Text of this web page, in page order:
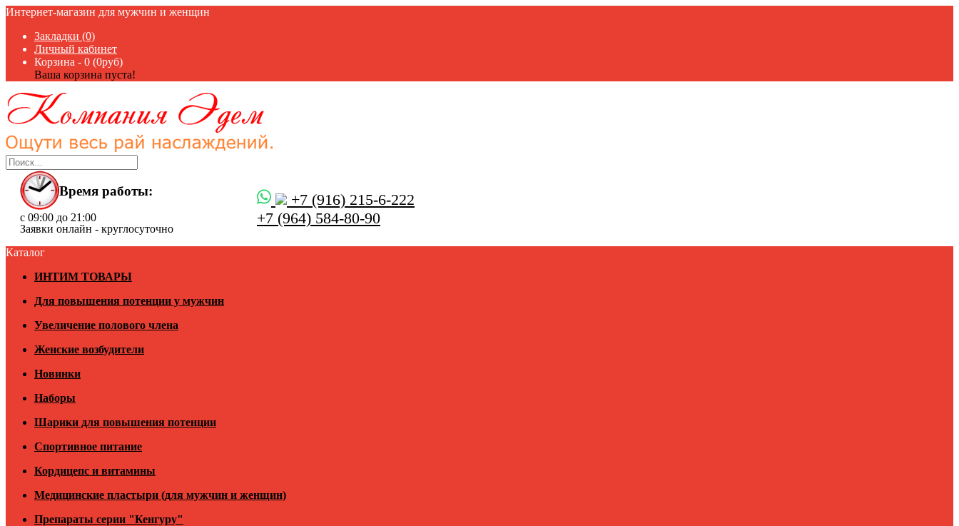
Интернет-магазин для мужчин и женщин
Закладки (0)
Личный кабинет
Корзина - 0 (0руб)
Ваша корзина пуста!
Время работы:
с 09:00 до 21:00
Заявки онлайн - круглосуточно
+7 (916) 215-6-222
+7 (964) 584-80-90
Каталог
ИНТИМ ТОВАРЫ
Для повышения потенции у мужчин
Увеличение полового члена
Женские возбудители
Новинки
Наборы
Шарики для повышения потенции
Спортивное питание
Кордицепс и витамины
Медицинские пластыри (для мужчин и женщин)
Препараты серии "Кенгуру"